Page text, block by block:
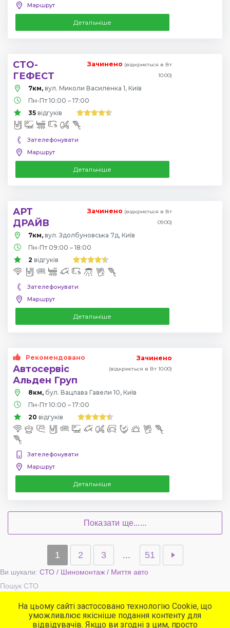
Маршрут
Детальніше
СТО-
ГЕФЕСТ
Зачинено (відкриється в Вт
10:00)
7км, вул. Миколи Василенка 1, Київ
Пн-Пт 10:00 – 17:00
35 відгуків
Зателефонувати
Маршрут
Детальніше
АРТ
ДРАЙВ
Зачинено (відкриється в Вт
09:00)
7км, вул. Здолбуновська 7д, Київ
Пн-Пт 09:00 – 18:00
2 відгуків
Зателефонувати
Маршрут
Детальніше
Рекомендовано
Автосервіс
Альден Груп
Зачинено
(відкриється в Вт 10:00)
8км, бул. Вацлава Гавели 10, Київ
Пн-Пт 10:00 – 17:00
20 відгуків
Зателефонувати
Маршрут
Детальніше
Показати ще......
1 2 3 ... 51
Ви шукали: СТО / Шиномонтаж / Миття авто
Пошук СТО
Популярні сервіси
СТО
На цьому сайті застосовано технологію Cookie, що
уможливлює якісніше подання контенту для
відвідувачів. Якщо ви згодні з цим, просто